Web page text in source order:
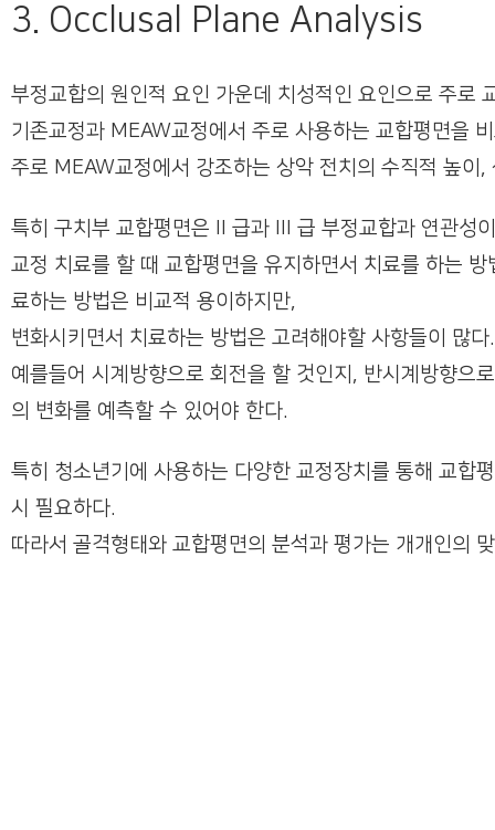
3. Occlusal Plane Analysis
부정교합의 원인적 요인 가운데 치성적인 요인으로 주로
기존교정과 MEAW교정에서 주로 사용하는 교합평면을
주로 MEAW교정에서 강조하는 상악 전치의 수직적 높
특히 구치부 교합평면은 II 급과 III 급 부정교합과 연관성
교정 치료를 할 때 교합평면을 유지하면서 치료를 하는
료하는 방법은 비교적 용이하지만,
변화시키면서 치료하는 방법은 고려해야할 사항들이 많
예를들어 시계방향으로 회전을 할 것인지, 반시계방향으
의 변화를 예측할 수 있어야 한다.
특히 청소년기에 사용하는 다양한 교정장치를 통해 교합
시 필요하다.
따라서 골격형태와 교합평면의 분석과 평가는 개개인의